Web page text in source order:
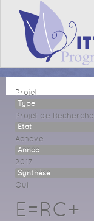
Projet
Type
Projet de Recherche
Etat
Achevé
Année
2017
Synthèse
Oui
E=RC+